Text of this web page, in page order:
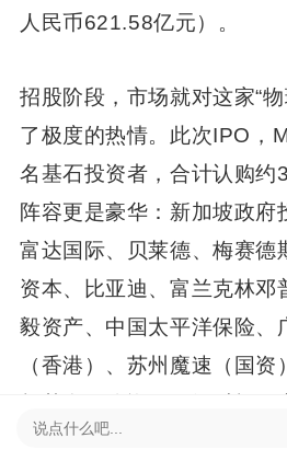
人民币621.58亿元）。
招股阶段，市场就对这家“
了极度的热情。此次IPO，
名基石投资者，合计认购约
阵容更是豪华：新加坡政府
富达国际、贝莱德、梅赛德
资本、比亚迪、富兰克林邓
毅资产、中国太平洋保险、
（香港）、苏州魔速（国